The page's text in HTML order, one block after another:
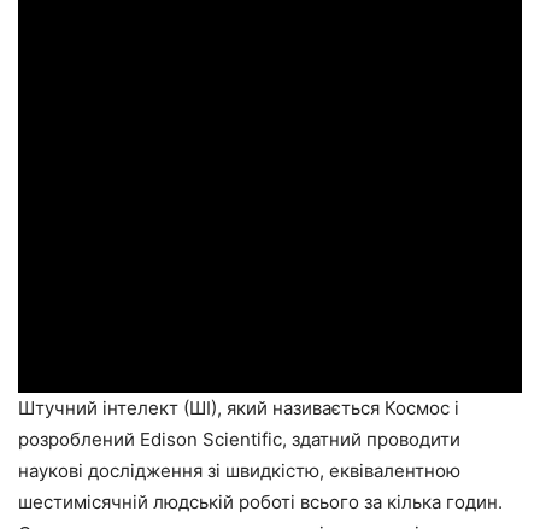
Штучний інтелект (ШІ), який називається Космос і
розроблений Edison Scientific, здатний проводити
наукові дослідження зі швидкістю, еквівалентною
шестимісячній людській роботі всього за кілька годин.